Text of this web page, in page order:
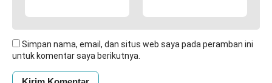
Simpan nama, email, dan situs web saya pada peramban ini
untuk komentar saya berikutnya.